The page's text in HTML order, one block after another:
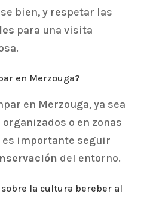
bien, y respetar las
para una visita
en Merzouga?
en Merzouga, ya sea
o en zonas
es importante seguir
del entorno.
sobre la cultura bereber al